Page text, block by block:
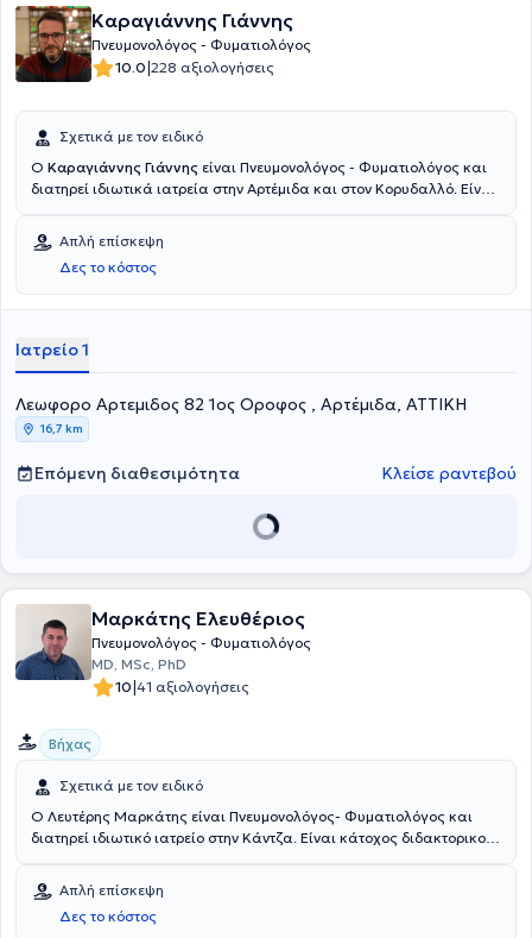
Καραγιάννης Γιάννης
Πνευμονολόγος - Φυματιολόγος
10.0|228 αξιολογήσεις
Σχετικά με τον ειδικό
Ο Καραγιάννης Γιάννης είναι Πνευμονολόγος - Φυματιολόγος και
διατηρεί ιδιωτικά ιατρεία στην Αρτέμιδα και στον Κορυδαλλό. Είναι
ειδικεύθηκε στην Πνευμονολογία στο Γενικό Νοσοκομείο Νοσημάτων
Θώρακος "Η Σωτηρία". Τέλος, ο γιατρός εξειδικεύεται στο άσθμα,
στη χρόνια αποφρακτική πνευμονοπάθεια (ΧΑΠ) και στο βήχα και
τη δύσπνοια.
Απλή επίσκεψη
Δες το κόστος
Ιατρείο 1
Λεωφορο Αρτεμιδος 82 1ος Οροφος , Αρτέμιδα, ΑΤΤΙΚΗ
16,7 km
Επόμενη διαθεσιμότητα Κλείσε ραντεβού
Μαρκάτης Ελευθέριος
Πνευμονολόγος - Φυματιολόγος
MD, MSc, PhD
10|41 αξιολογήσεις
Βήχας
Σχετικά με τον ειδικό
Ο Λευτέρης Μαρκάτης είναι Πνευμονολόγος- Φυματιολόγος και
διατηρεί ιδιωτικό ιατρείο στην Κάντζα. Είναι κάτοχος διδακτορικού
Μεταπτυχιακού τίτλου στην Ογκολογία Θώρακα από την Ιατρική
Σχολή Αθηνών. Έχει πολυετή κλινική εμπειρία αφού διετέλεσε
Απλή επίσκεψη
Δες το κόστος